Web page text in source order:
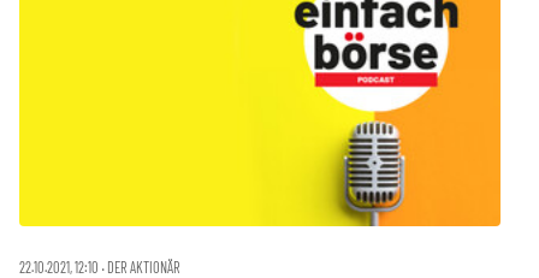
22.10.2021, 12:10 ‧ DER AKTIONÄR